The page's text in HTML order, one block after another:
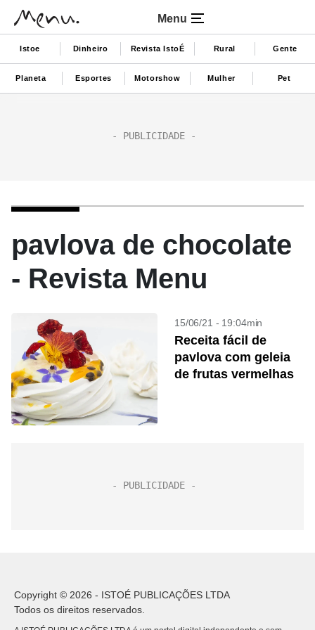
Menu
Istoe Dinheiro Revista IstoÉ Rural Gente
Planeta Esportes Motorshow Mulher Pet
pavlova de chocolate
- Revista Menu
15/06/21 - 19:04min
Receita fácil de
pavlova com geleia
de frutas vermelhas
Copyright © 2026 - ISTOÉ PUBLICAÇÕES LTDA
Todos os direitos reservados.